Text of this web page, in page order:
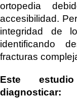
ortopedia
accesibilidad.
integridad de
identificando
fracturas
Este
diagnosticar: